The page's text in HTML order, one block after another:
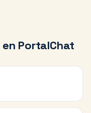
en PortalChat